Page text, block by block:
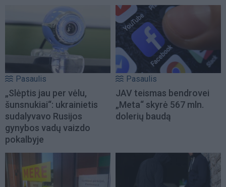
Pasaulis
„Slėptis jau per vėlu,
šunsnukiai“: ukrainietis
sudalyvavo Rusijos
gynybos vadų vaizdo
pokalbyje
Pasaulis
JAV teismas bendrovei
„Meta“ skyrė 567 mln.
dolerių baudą